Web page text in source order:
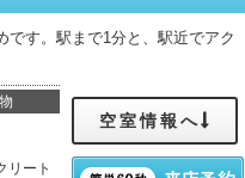
す。駅まで1分と、駅近でアク
リート
空室情報へ